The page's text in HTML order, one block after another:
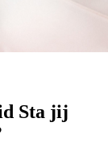
Sta jij